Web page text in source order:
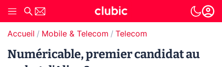
Accueil Mobile & Telecom Telecom
Numéricable, premier candidat au